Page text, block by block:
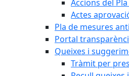
Accions del
Actes
Pla de mesures
Portal
Queixes i
Tràmit per